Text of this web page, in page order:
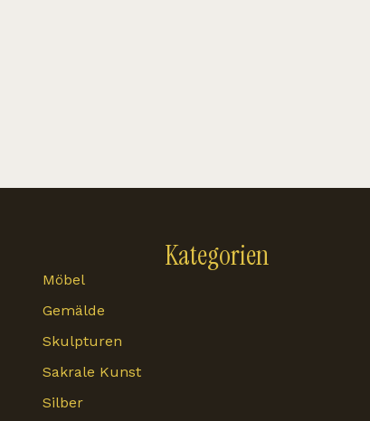
Kategorien
Möbel
Gemälde
Skulpturen
Sakrale Kunst
Silber